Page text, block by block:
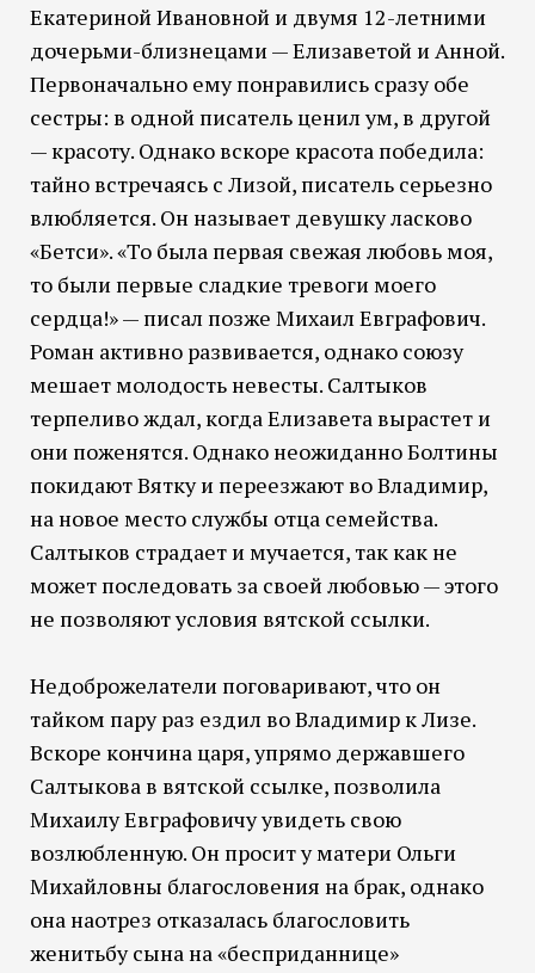
Екатериной Ивановной и двумя 12-летними
дочерьми-близнецами — Елизаветой и Анной.
Первоначально ему понравились сразу обе
сестры: в одной писатель ценил ум, в другой
— красоту. Однако вскоре красота победила:
тайно встречаясь с Лизой, писатель серьезно
влюбляется. Он называет девушку ласково
«Бетси». «То была первая свежая любовь моя,
то были первые сладкие тревоги моего
сердца!» — писал позже Михаил Евграфович.
Роман активно развивается, однако союзу
мешает молодость невесты. Салтыков
терпеливо ждал, когда Елизавета вырастет и
они поженятся. Однако неожиданно Болтины
покидают Вятку и переезжают во Владимир,
на новое место службы отца семейства.
Салтыков страдает и мучается, так как не
может последовать за своей любовью — этого
не позволяют условия вятской ссылки.
Недоброжелатели поговаривают, что он
тайком пару раз ездил во Владимир к Лизе.
Вскоре кончина царя, упрямо державшего
Салтыкова в вятской ссылке, позволила
Михаилу Евграфовичу увидеть свою
возлюбленную. Он просит у матери Ольги
Михайловны благословения на брак, однако
она наотрез отказалась благословить
женитьбу сына на «бесприданнице»